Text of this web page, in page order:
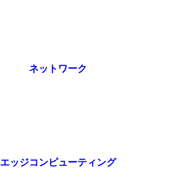
ネットワーク
エッジコンピューティング